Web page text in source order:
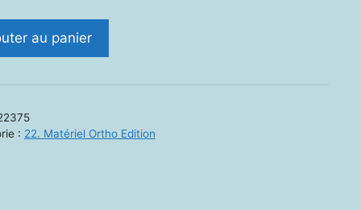
au panier
: 22. Matériel Ortho Edition